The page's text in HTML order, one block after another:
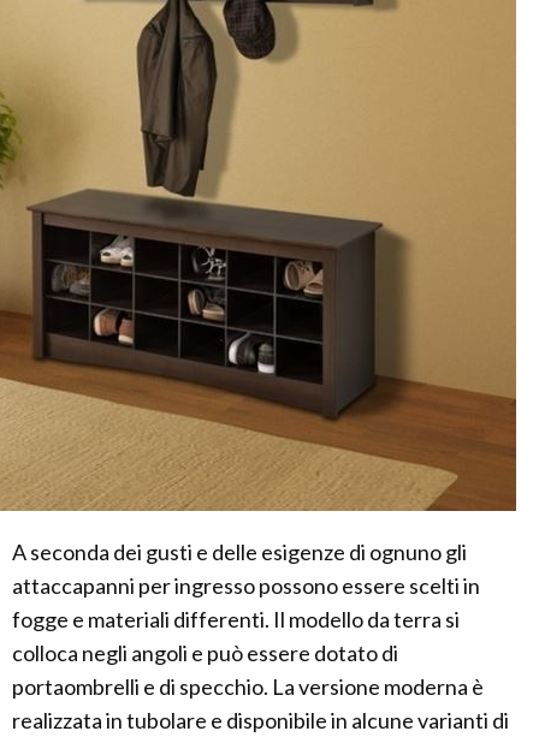
A seconda dei gusti e delle esigenze di ognuno gli
attaccapanni per ingresso possono essere scelti in
fogge e materiali differenti. Il modello da terra si
colloca negli angoli e può essere dotato di
portaombrelli e di specchio. La versione moderna è
realizzata in tubolare e disponibile in alcune varianti di